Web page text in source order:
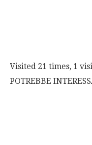
Visited 21 times, 1
POTREBBE